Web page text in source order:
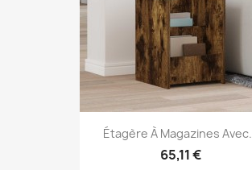
Étagère À Magazines
65,11 €